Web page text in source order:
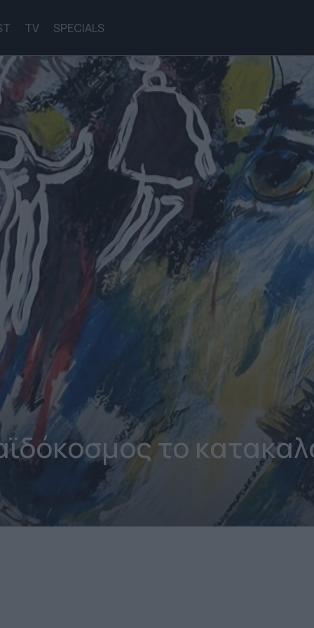
TV SPECIALS
το